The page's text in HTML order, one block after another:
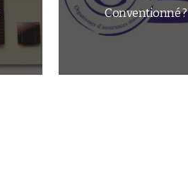
Conventionné ?